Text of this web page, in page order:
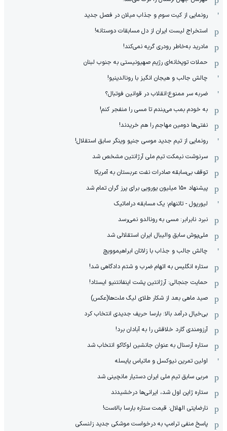
رونمایی از کیت سوم و جذاب میلان در فصل جدید
استخراج لیست ایران از دل مسابقات دوستانه!
مادرید به‌خاطر رودری گریه نمی‌کند!
حملات توپخانه‌ای رژیم صهیونیستی به جنوب لبنان
چالش جالب و هیجان انگیز با رونالدینیو!
ضربه سر ممنوع؛انقلاب در قوانین فوتبال؟
به خودم بمب می‌بندم تا مسی را منفجر کنم!
نفتی‌ها دومین مهاجم را هم خریدند!
رونمایی از تیم جدید موسی جنپو وینگر سابق استقلال!
سرنوشت نیمکت تیم ملی آرژانتین مشخص شد
توقف بی‌سابقه صادرات نفت عربستان به آمریکا
پیشنهاد ۱۵۰ میلیون یورویی برای پرز گران تمام شد
لیورپول - تاتنهام؛ یک مسابقه دراماتیک
نبرد نابرابر: مسی به رونالدو نمی‌رسد
ملی‌پوش سابق والیبال ایران استقلالی شد
چالش جالب و جذاب با زلاتان ابراهیموویچ
ستاره انگلیس به اتهام ضرب و شتم دادگاهی شد!
حمایت جنجالی: آرژانتین پشت اینفانتنیو ایستاد!
صید ماهی بعد از شکار طلای لیگ ملت‌ها(عکس)
بی‌خیال درآمد بالا: بارسا حریف جدیدی انتخاب کرد
آرزومندی گارد خلاقش را به آبادان برد!
ستاره آرسنال به عنوان جانشین لوکاکو انتخاب شد
اولین تمرین نیوکسل و ماتیاس یایسله
مربی سابق تیم ملی ایران دستیار مانچینی شد
ستاره ژاپن اول شد، ایرانی‌ها درخشیدند
نارضایتی الهلال: قیمت ستاره بارسا بالاست!
پاسخ منفی ترامپ به درخواست موشکی جدید زلنسکی